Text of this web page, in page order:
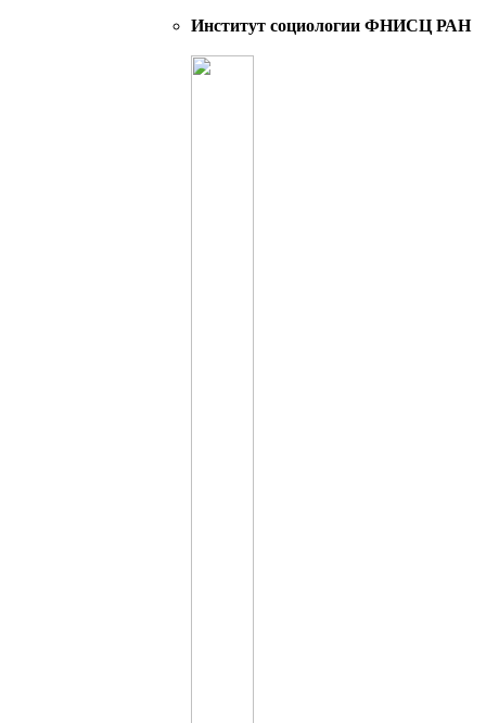
Институт социологии ФНИСЦ РАН